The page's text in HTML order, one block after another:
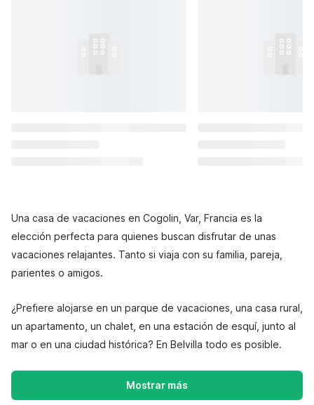
Una casa de vacaciones en Cogolin, Var, Francia es la
elección perfecta para quienes buscan disfrutar de unas
vacaciones relajantes. Tanto si viaja con su familia, pareja,
parientes o amigos.
¿Prefiere alojarse en un parque de vacaciones, una casa rural,
un apartamento, un chalet, en una estación de esquí, junto al
mar o en una ciudad histórica? En Belvilla todo es posible.
Mostrar más